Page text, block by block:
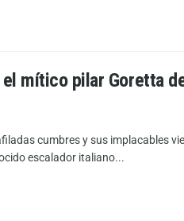
mítico pilar Goretta
cumbres y sus implacables
escalador italiano...